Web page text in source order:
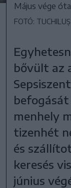
Május vége
FOTÓ:
bővült az
befogását
menhely
tizenhét
és
keresés
június